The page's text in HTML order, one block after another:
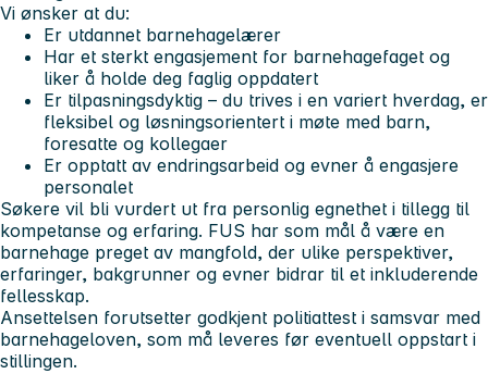
Vi ønsker at du:
Er utdannet barnehagelærer
Har et sterkt engasjement for barnehagefaget og
liker å holde deg faglig oppdatert
Er tilpasningsdyktig – du trives i en variert hverdag, er
fleksibel og løsningsorientert i møte med barn,
foresatte og kollegaer
Er opptatt av endringsarbeid og evner å engasjere
personalet
Søkere vil bli vurdert ut fra personlig egnethet i tillegg til
kompetanse og erfaring. FUS har som mål å være en
barnehage preget av mangfold, der ulike perspektiver,
erfaringer, bakgrunner og evner bidrar til et inkluderende
fellesskap.
Ansettelsen forutsetter godkjent politiattest i samsvar med
barnehageloven, som må leveres før eventuell oppstart i
stillingen.